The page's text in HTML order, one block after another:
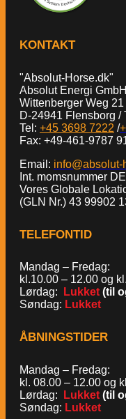
KONTAKT
"Absolut-Horse.dk"
Absolut Energi GmbH
Wittenberger Weg 21
D-24941 Flensborg /
Tel: +45 3698 7222 /
Fax: +49-461-9787
Email: info@absolut-
Int. momsnummer
Vores Globale
(GLN Nr.) 43 99902
TELEFONTID
Mandag – Fredag:
kl.10.00 – 12.00 og
Lørdag:
Lukket (til
Søndag: Lukket
ÅBNINGSTIDER
Mandag – Fredag:
kl. 08.00 – 12.00 og
Lørdag:
Lukket (til
Søndag: Lukket